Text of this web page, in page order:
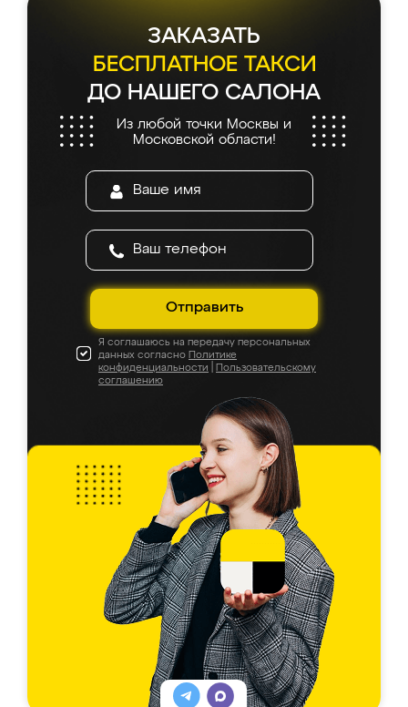
ЗАКАЗАТЬ
БЕСПЛАТНОЕ ТАКСИ
ДО НАШЕГО САЛОНА
Из любой точки Москвы и
Московской области!
Отправить
Я соглашаюсь на передачу персональных
данных согласно Политике
конфиденциальности
Пользовательскому
соглашению